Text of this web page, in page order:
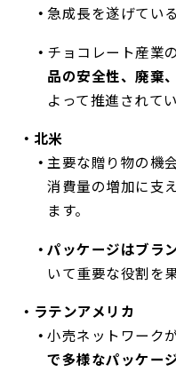
急成長を遂げてい
チョコレート産業
品の安全性、廃棄
よって推進されてい
北米
主要な贈り物の機
消費量の増加に支
ます。
パッケージはブラ
いて重要な役割を
ラテンアメリカ
小売ネットワーク
で多様なパッケー